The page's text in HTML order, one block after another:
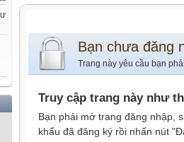
Bạn chưa đăng
Trang này yêu cầu bạn
Truy cập trang này như
Bạn phải mở trang đăng nhập,
khẩu đã đăng ký rồi nhấn nút